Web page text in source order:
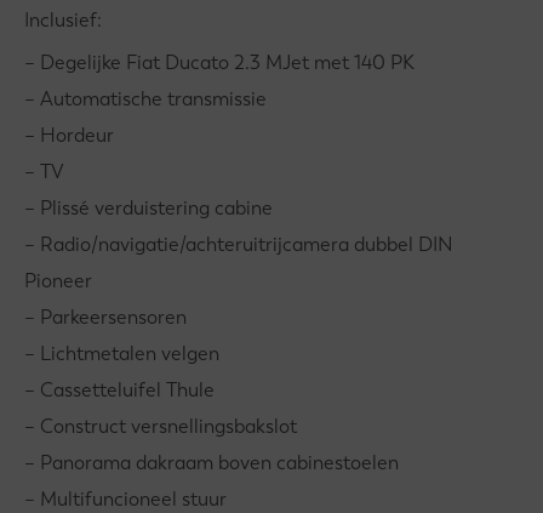
Inclusief:
– Degelijke Fiat Ducato 2.3 MJet met 140 PK
– Automatische transmissie
– Hordeur
– TV
– Plissé verduistering cabine
– Radio/navigatie/achteruitrijcamera dubbel DIN
Pioneer
– Parkeersensoren
– Lichtmetalen velgen
– Cassetteluifel Thule
– Construct versnellingsbakslot
– Panorama dakraam boven cabinestoelen
– Multifuncioneel stuur